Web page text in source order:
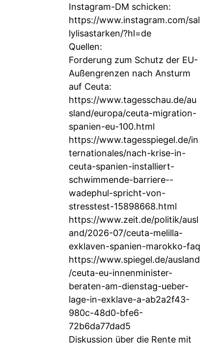
Instagram-DM schicken:
https://www.instagram.com/sal
lylisastarken/?hl=de
Quellen:
Forderung zum Schutz der EU-
Außengrenzen nach Ansturm
auf Ceuta:
https://www.tagesschau.de/au
sland/europa/ceuta-migration-
spanien-eu-100.html
https://www.tagesspiegel.de/in
ternationales/nach-krise-in-
ceuta-spanien-installiert-
schwimmende-barriere--
wadephul-spricht-von-
stresstest-15898668.html
https://www.zeit.de/politik/ausl
and/2026-07/ceuta-melilla-
exklaven-spanien-marokko-faq
https://www.spiegel.de/ausland
/ceuta-eu-innenminister-
beraten-am-dienstag-ueber-
lage-in-exklave-a-ab2a2f43-
980c-48d0-bfe6-
72b6da77dad5
Diskussion über die Rente mit